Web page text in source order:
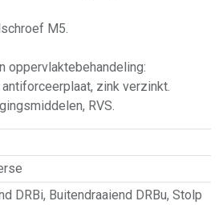
M5.
oppervlaktebehandeling:
zink verzinkt.
RVS.
DRBi, Buitendraaiend DRBu, Stolp